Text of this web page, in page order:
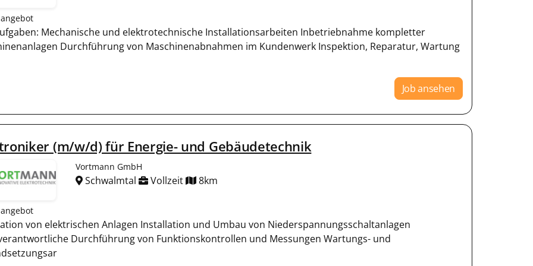
Mechanische und elektrotechnische Installationsarbeiten Inbetriebnahme kompletter
Durchführung von Maschinenabnahmen im Kundenwerk Inspektion, Reparatur, Wartung
Job ansehen
(m/w/d) für Energie- und Gebäudetechnik
Vortmann GmbH
Schwalmtal Vollzeit 8km
von elektrischen Anlagen Installation und Umbau von Niederspannungsschaltanlagen
Durchführung von Funktionskontrollen und Messungen Wartungs- und